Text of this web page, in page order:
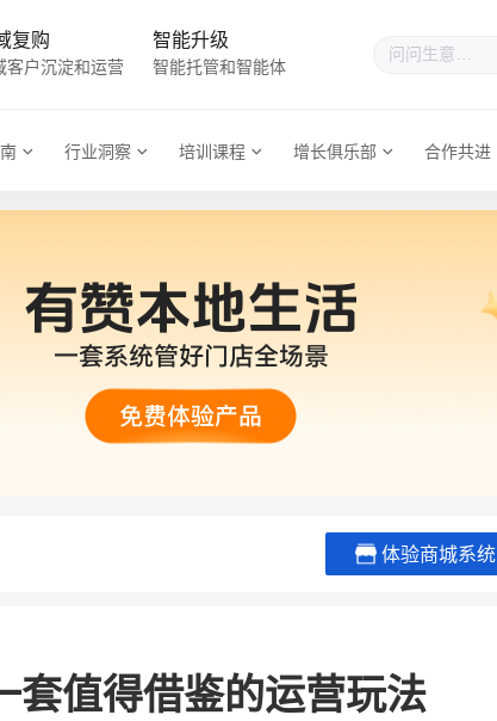
复购
客户沉淀和运营
智能升级
智能托管和智能体
行业洞察 培训课程 增长俱乐部 合作共进
体验商城系统
套值得借鉴的运营玩法
母婴
200 万
200